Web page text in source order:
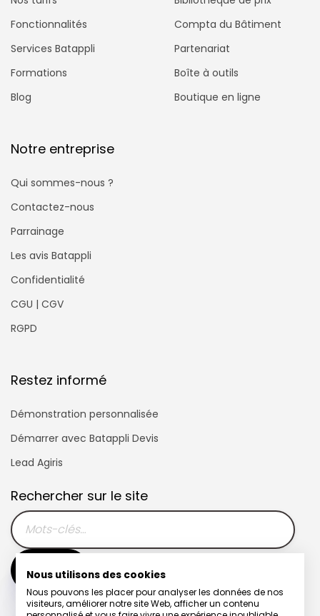
Fonctionnalités
Services Batappli
Formations
Blog
Compta du Bâtiment
Partenariat
Boîte à outils
Boutique en ligne
Notre entreprise
Qui sommes-nous ?
Contactez-nous
Parrainage
Les avis Batappli
Confidentialité
CGU | CGV
RGPD
Restez informé
Démonstration personnalisée
Démarrer avec Batappli Devis
Lead Agiris
Rechercher sur le site
Nous utilisons des cookies
Nous pouvons les placer pour analyser les données de nos
visiteurs, améliorer notre site Web, afficher un contenu